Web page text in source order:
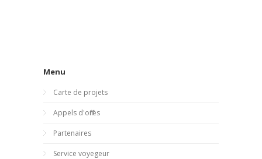
Menu
Carte de projets
Appels d'offres
Partenaires
Service voyegeur